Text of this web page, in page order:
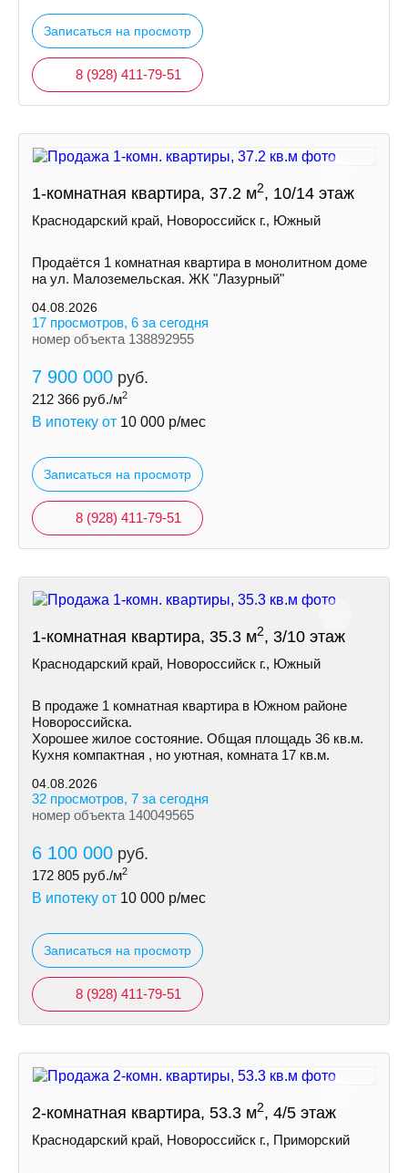
Записаться на просмотр
8 (928) 411-79-51
1-комнатная квартира, 37.2 м2, 10/14 этаж
Краснодарский край, Новороссийск г., Южный
Продаётся 1 комнатная квартира в монолитном доме
на ул. Малоземельская. ЖК "Лазурный"
04.08.2026
17 просмотров, 6 за сегодня
номер объекта 138892955
7 900 000 руб.
212 366 руб./м2
В ипотеку от 10 000 р/мес
Записаться на просмотр
8 (928) 411-79-51
1-комнатная квартира, 35.3 м2, 3/10 этаж
Краснодарский край, Новороссийск г., Южный
В продаже 1 комнатная квартира в Южном районе
Новороссийска.
Хорошее жилое состояние. Общая площадь 36 кв.м.
Кухня компактная , но уютная, комната 17 кв.м.
04.08.2026
32 просмотров, 7 за сегодня
номер объекта 140049565
6 100 000 руб.
172 805 руб./м2
В ипотеку от 10 000 р/мес
Записаться на просмотр
8 (928) 411-79-51
2-комнатная квартира, 53.3 м2, 4/5 этаж
Краснодарский край, Новороссийск г., Приморский